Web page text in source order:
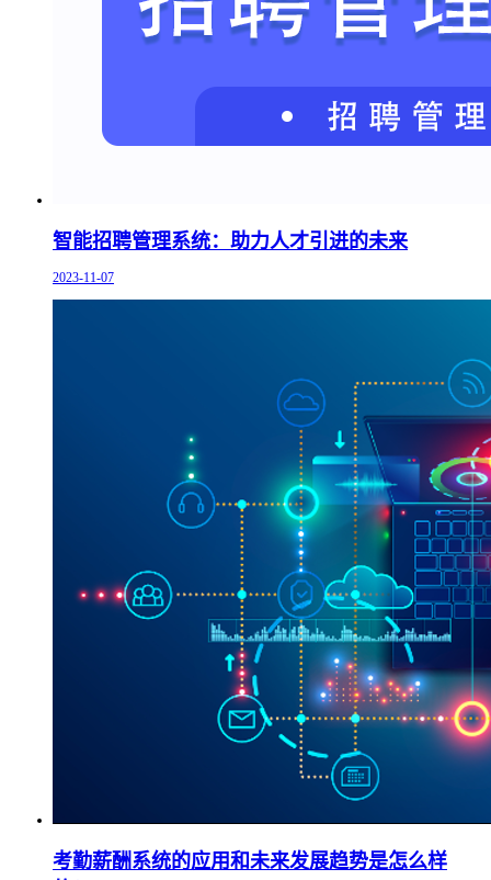
智能招聘管理系统：助力人才引进的未来
2023-11-07
考勤薪酬系统的应用和未来发展趋势是怎么样